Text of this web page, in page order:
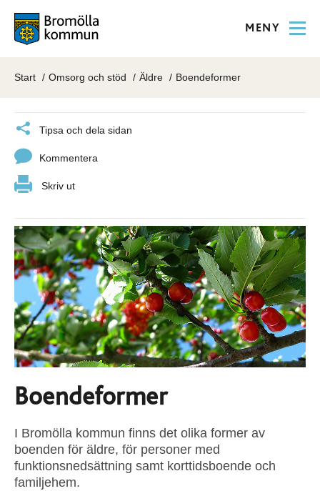
MENY
Start Omsorg och stöd Äldre Boendeformer
Tipsa och dela sidan
Kommentera
Skriv ut
Boendeformer
I Bromölla kommun finns det olika former av
boenden för äldre, för personer med
funktionsnedsättning samt korttidsboende och
familjehem.